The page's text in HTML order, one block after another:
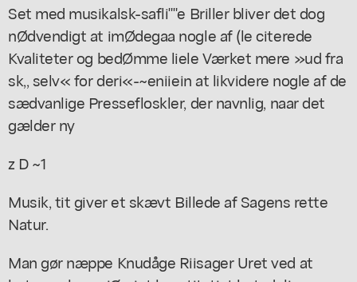
Set med musikalsk-safli""e Briller bliver det dog
nØdvendigt at imØdegaa nogle af (le citerede
Kvaliteter og bedØmme liele Værket mere »ud fra
sk,, selv« for deri«-~eniiein at likvidere nogle af de
sædvanlige Pressefloskler, der navnlig, naar det
gælder ny
z D ~1
Musik, tit giver et skævt Billede af Sagens rette
Natur.
Man gør næppe Knudåge Riisager Uret ved at